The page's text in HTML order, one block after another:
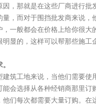
因，那就是在这些厂商进行批
量，而对于围挡批发商来说，
，一般都会在价格上给你很大
明显的，这样可以帮那些施工
建筑工地来说，当他们需要使
能会选择从各种经销商那里订
他们每次都需要大量订购。在